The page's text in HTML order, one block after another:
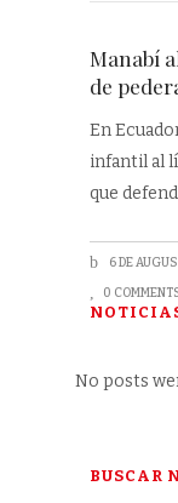
Manabí
de
En
infantil al
que
6 DE
0
No posts
BUSCAR